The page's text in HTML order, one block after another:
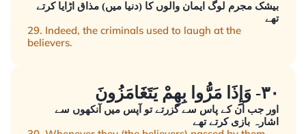
بیشک مجرم لوگ ایمان والوں کا (دنیا میں) مذاق اڑایا کرتے
تھے
29. Indeed, the criminals used to laugh at the
believers.
٣٠- وَإِذَا مَرُّوا بِهِمْ يَتَغَامَزُونَ
اور جب ان کے پاس سے گزرتے تو آپس میں آنکھوں سے
اشارہ بازی کرتے تھے